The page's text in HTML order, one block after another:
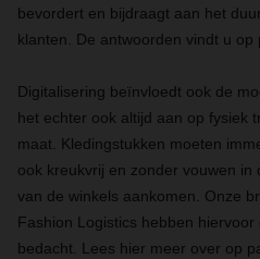
bevordert en bijdraagt aan het
klanten. De antwoorden vindt u op
Digitalisering beïnvloedt ook de
het echter ook altijd aan op fysiek
maat. Kledingstukken moeten
ook kreukvrij en zonder vouwen
van de winkels aankomen. Onze
Fashion Logistics hebben
bedacht. Lees hier meer over op